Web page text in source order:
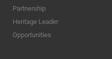
Partnership
Heritage Leader
Opportunities